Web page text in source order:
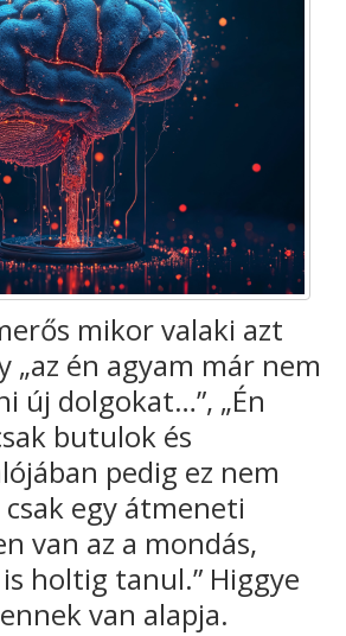
mikor valaki azt
„az én agyam már nem
új dolgokat…”, „Én
butulok és
pedig ez nem
egy átmeneti
van az a mondás,
is holtig tanul.” Higgye
van alapja.